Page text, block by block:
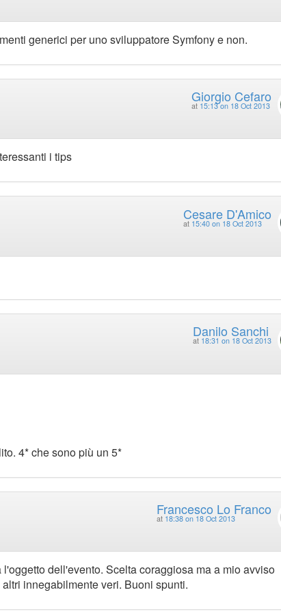
generici per uno sviluppatore Symfony e non.
Giorgio Cefaro
at 15:13 on 18 Oct 2013
i tips
Cesare D'Amico
at 15:40 on 18 Oct 2013
Danilo Sanchi
at 18:31 on 18 Oct 2013
4* che sono più un 5*
Francesco Lo Franco
at 18:38 on 18 Oct 2013
dell'evento. Scelta coraggiosa ma a mio avviso
innegabilmente veri. Buoni spunti.